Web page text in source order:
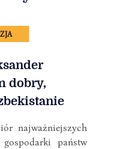
dobry,
najważniejszych
państw